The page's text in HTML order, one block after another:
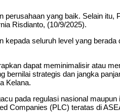
yang baik. Selain itu,
Risdianto, (10/9/2025).
seluruh level yang
dapat meminimalisir atau
strategis dan jangka
Kelana.
pada regulasi nasional maupun
Companies (PLC) teratas di